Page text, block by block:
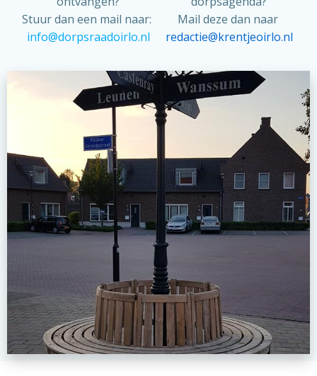
Stuur dan een mail naar:
info@dorpsraadoirlo.nl
Mail deze dan naar
redactie@krentjeoirlo.nl